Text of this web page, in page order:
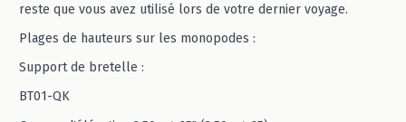
reste que vous avez utilisé lors de votre dernier voyage.
Plages de hauteurs sur les monopodes :
Support de bretelle :
BT01-QK